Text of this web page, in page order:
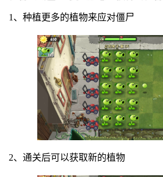
1、种植更多的植物来应对僵尸
2、通关后可以获取新的植物